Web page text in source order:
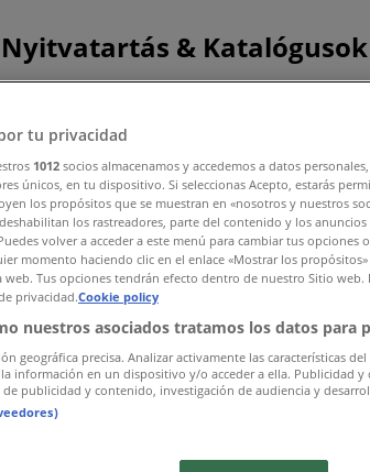
& Katalógusok
tu privacidad
1012 socios almacenamos y accedemos a datos
únicos, en tu dispositivo. Si seleccionas Acepto, estarás
los propósitos que se muestran en «nosotros y nuestros
los rastreadores, parte del contenido y los
volver a acceder a este menú para cambiar tus opciones
momento haciendo clic en el enlace «Mostrar los
Tus opciones tendrán efecto dentro de nuestro Sitio web.
privacidad.Cookie policy
nuestros asociados tratamos los datos para
geográfica precisa. Analizar activamente las características
información en un dispositivo y/o acceder a ella. Publicidad y
publicidad y contenido, investigación de audiencia y